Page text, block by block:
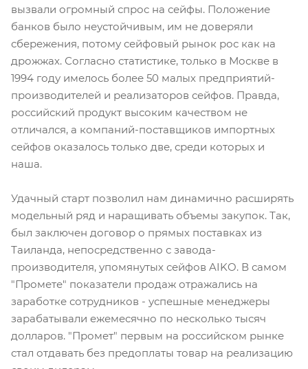
вызвали огромный спрос на сейфы. Положение
банков было неустойчивым, им не доверяли
сбережения, потому сейфовый рынок рос как на
дрожжах. Согласно статистике, только в Москве в
1994 году имелось более 50 малых предприятий-
производителей и реализаторов сейфов. Правда,
российский продукт высоким качеством не
отличался, а компаний-поставщиков импортных
сейфов оказалось только две, среди которых и
наша.
Удачный старт позволил нам динамично расширять
модельный ряд и наращивать объемы закупок. Так,
был заключен договор о прямых поставках из
Таиланда, непосредственно с завода-
производителя, упомянутых сейфов AIKO. В самом
"Промете" показатели продаж отражались на
заработке сотрудников - успешные менеджеры
зарабатывали ежемесячно по несколько тысяч
долларов. "Промет" первым на российском рынке
стал отдавать без предоплаты товар на реализацию